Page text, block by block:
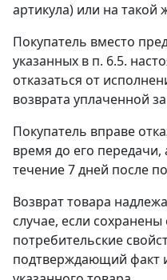
артикула) или на такой
Покупатель вместо
указанных в п. 6.5.
отказаться от
возврата уплаченной
Покупатель вправе
время до его передачи,
течение 7 дней после
Возврат товара
случае, если
потребительские
подтверждающий факт